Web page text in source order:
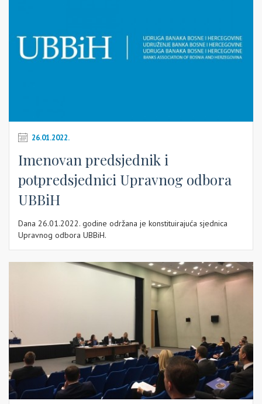
26.01.2022.
Imenovan predsjednik i
potpredsjednici Upravnog odbora
UBBiH
Dana 26.01.2022. godine održana je konstituirajuća sjednica
Upravnog odbora UBBiH.